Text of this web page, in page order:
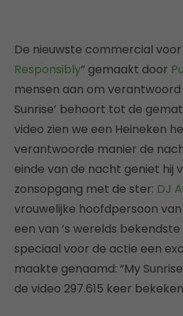
De nieuwste commercial voor
Responsibly” gemaakt door
mensen aan om verantwoord
Sunrise’ behoort tot de
video zien we een Heineken
verantwoorde manier de
einde van de nacht geniet hij
zonsopgang met de ster: DJ
vrouwelijke hoofdpersoon
een van ’s werelds bekendste
speciaal voor de actie een
maakte genaamd: “My
de video 297.615 keer